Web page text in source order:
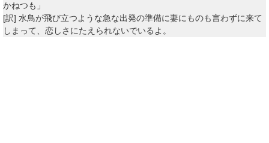
かねつも」
[訳] 水鳥が飛び立つような急な出発の準備に妻にものも言わずに来て
しまって、恋しさにたえられないでいるよ。